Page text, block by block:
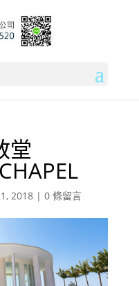
堂
2018| 0 條留言